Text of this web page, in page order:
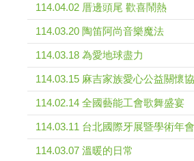
114.04.02 厝邊頭尾 歡喜鬧熱
114.03.20 陶笛阿尚音樂魔法
114.03.18 為愛地球盡力
114.03.15 麻吉家族愛心公益關懷
114.02.14 全國藝能工會歌舞盛宴
114.03.11 台北國際牙展暨學術年會
114.03.07 溫暖的日常